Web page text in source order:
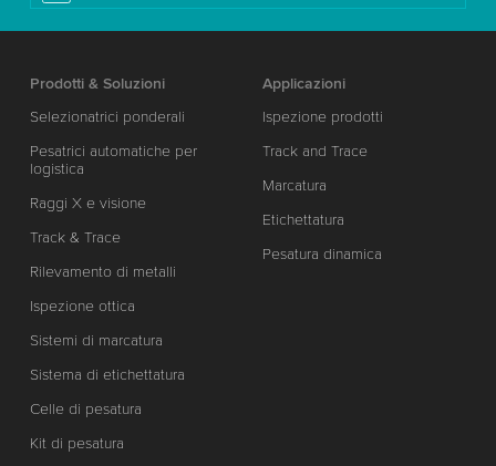
Prodotti & Soluzioni
Selezionatrici ponderali
Pesatrici automatiche per
logistica
Raggi X e visione
Track & Trace
Rilevamento di metalli
Ispezione ottica
Sistemi di marcatura
Sistema di etichettatura
Celle di pesatura
Kit di pesatura
Applicazioni
Ispezione prodotti
Track and Trace
Marcatura
Etichettatura
Pesatura dinamica